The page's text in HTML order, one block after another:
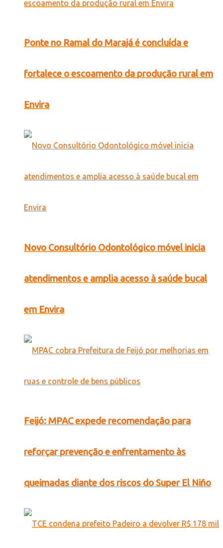
Ponte no Ramal do Marajá é concluída e
fortalece o escoamento da produção rural em
Envira
Novo Consultório Odontológico móvel inicia
atendimentos e amplia acesso à saúde bucal
em Envira
Feijó: MPAC expede recomendação para
reforçar prevenção e enfrentamento às
queimadas diante dos riscos do Super El Niño